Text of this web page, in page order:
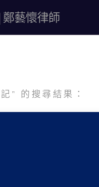
藝懷律師
" 的搜尋結果：